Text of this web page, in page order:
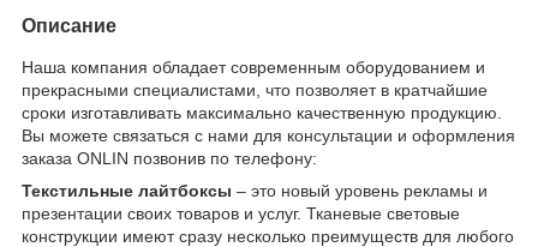
Описание
Наша компания обладает современным оборудованием и
прекрасными специалистами, что позволяет в кратчайшие
сроки изготавливать максимально качественную продукцию.
Вы можете связаться с нами для консультации и оформления
заказа ONLIN позвонив по телефону:
Текстильные лайтбоксы – это новый уровень рекламы и
презентации своих товаров и услуг. Тканевые световые
конструкции имеют сразу несколько преимуществ для любого